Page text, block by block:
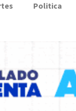
Politica